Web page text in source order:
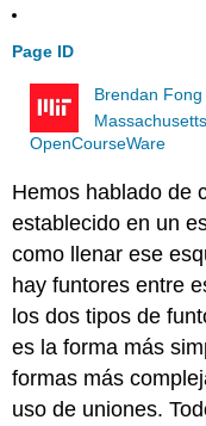
Page ID
Brendan
OpenCourseWare
Hemos hablado de
establecido en un
como llenar ese
hay funtores entre
los dos tipos de
es la forma más
formas más
uso de uniones.